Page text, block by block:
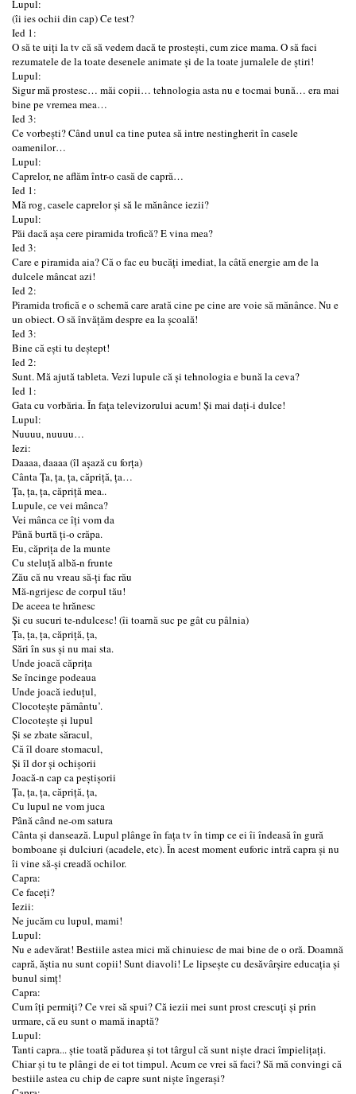
Lupul:
(îi ies ochii din cap) Ce test?
Ied 1:
O să te uiți la tv că să vedem dacă te prostești, cum zice mama. O să faci
rezumatele de la toate desenele animate și de la toate jurnalele de știri!
Lupul:
Sigur mă prostesc… măi copii… tehnologia asta nu e tocmai bună… era mai
bine pe vremea mea…
Ied 3:
Ce vorbești? Când unul ca tine putea să intre nestingherit în casele
oamenilor…
Lupul:
Caprelor, ne aflăm într-o casă de capră…
Ied 1:
Mă rog, casele caprelor și să le mănânce iezii?
Lupul:
Păi dacă așa cere piramida trofică? E vina mea?
Ied 3:
Care e piramida aia? Că o fac eu bucăți imediat, la câtă energie am de la
dulcele mâncat azi!
Ied 2:
Piramida trofică e o schemă care arată cine pe cine are voie să mănânce. Nu e
un obiect. O să învățăm despre ea la școală!
Ied 3:
Bine că ești tu deștept!
Ied 2:
Sunt. Mă ajută tableta. Vezi lupule că și tehnologia e bună la ceva?
Ied 1:
Gata cu vorbăria. În fața televizorului acum! Și mai dați-i dulce!
Lupul:
Nuuuu, nuuuu…
Iezi:
Daaaa, daaaa (îl așază cu forța)
Cânta Ța, ța, ța, căpriță, ța…
Ța, ța, ța, căpriță mea..
Lupule, ce vei mânca?
Vei mânca ce îți vom da
Până burtă ți-o crăpa.
Eu, căprița de la munte
Cu steluță albă-n frunte
Zău că nu vreau să-ți fac rău
Mă-ngrijesc de corpul tău!
De aceea te hrănesc
Și cu sucuri te-ndulcesc! (îi toarnă suc pe gât cu pâlnia)
Ța, ța, ța, căpriță, ța,
Sări în sus și nu mai sta.
Unde joacă căprița
Se încinge podeaua
Unde joacă ieduțul,
Clocotește pământu’.
Clocotește și lupul
Și se zbate săracul,
Că îl doare stomacul,
Și îl dor și ochișorii
Joacă-n cap ca peștișorii
Ța, ța, ța, căpriță, ța,
Cu lupul ne vom juca
Până când ne-om satura
Cânta și dansează. Lupul plânge în fața tv în timp ce ei îi îndeasă în gură
bomboane și dulciuri (acadele, etc). În acest moment euforic intră capra și nu
îi vine să-şi creadă ochilor.
Capra:
Ce faceți?
Iezii:
Ne jucăm cu lupul, mami!
Lupul:
Nu e adevărat! Bestiile astea mici mă chinuiesc de mai bine de o oră. Doamnă
capră, ăștia nu sunt copii! Sunt diavoli! Le lipsește cu desăvârșire educația și
bunul simț!
Capra:
Cum îți permiți? Ce vrei să spui? Că iezii mei sunt prost crescuți și prin
urmare, că eu sunt o mamă inaptă?
Lupul:
Tanti capra... știe toată pădurea și tot târgul că sunt niște draci împielițați.
Chiar şi tu te plângi de ei tot timpul. Acum ce vrei să faci? Să mă convingi că
bestiile astea cu chip de capre sunt niște îngerași?